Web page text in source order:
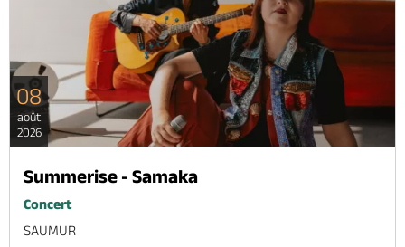
08
août
2026
Summerise - Samaka
Concert
SAUMUR